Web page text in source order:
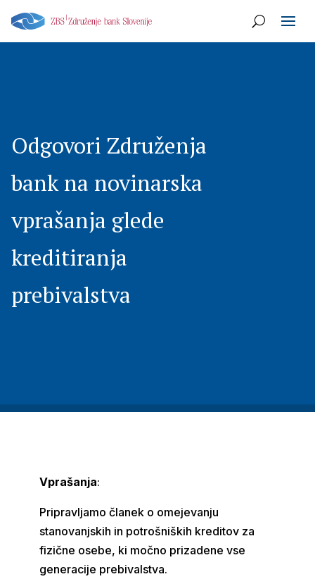
Odgovori Združenja
bank na novinarska
vprašanja glede
kreditiranja
prebivalstva
Vprašanja:
Pripravljamo članek o omejevanju
stanovanjskih in potrošniških kreditov za
fizične osebe, ki močno prizadene vse
generacije prebivalstva.